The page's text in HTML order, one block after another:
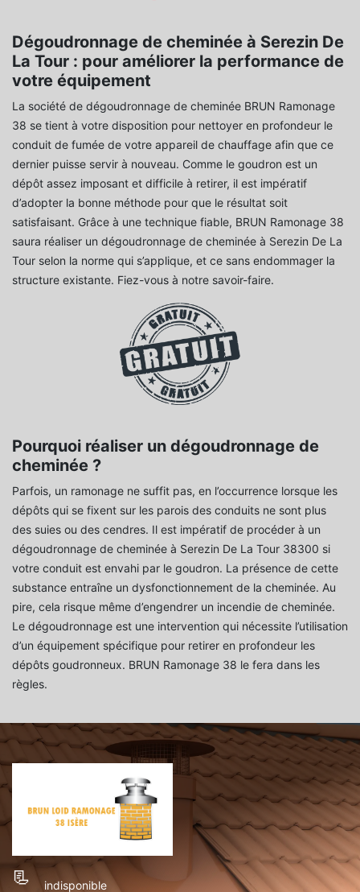
Dégoudronnage de cheminée à Serezin De
La Tour : pour améliorer la performance de
votre équipement
La société de dégoudronnage de cheminée BRUN Ramonage
38 se tient à votre disposition pour nettoyer en profondeur le
conduit de fumée de votre appareil de chauffage afin que ce
dernier puisse servir à nouveau. Comme le goudron est un
dépôt assez imposant et difficile à retirer, il est impératif
d’adopter la bonne méthode pour que le résultat soit
satisfaisant. Grâce à une technique fiable, BRUN Ramonage 38
saura réaliser un dégoudronnage de cheminée à Serezin De La
Tour selon la norme qui s’applique, et ce sans endommager la
structure existante. Fiez-vous à notre savoir-faire.
Pourquoi réaliser un dégoudronnage de
cheminée ?
Parfois, un ramonage ne suffit pas, en l’occurrence lorsque les
dépôts qui se fixent sur les parois des conduits ne sont plus
des suies ou des cendres. Il est impératif de procéder à un
dégoudronnage de cheminée à Serezin De La Tour 38300 si
votre conduit est envahi par le goudron. La présence de cette
substance entraîne un dysfonctionnement de la cheminée. Au
pire, cela risque même d’engendrer un incendie de cheminée.
Le dégoudronnage est une intervention qui nécessite l’utilisation
d’un équipement spécifique pour retirer en profondeur les
dépôts goudronneux. BRUN Ramonage 38 le fera dans les
règles.
indisponible